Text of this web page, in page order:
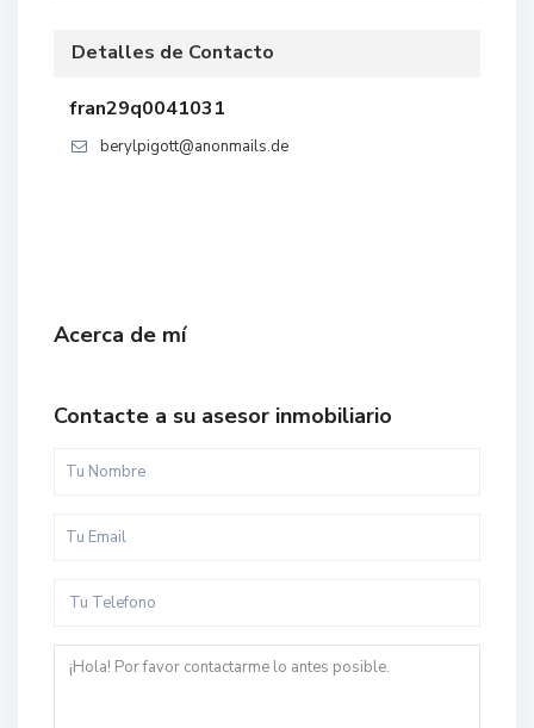
Detalles de Contacto
fran29q0041031
berylpigott@anonmails.de
Acerca de mí
Contacte a su asesor inmobiliario